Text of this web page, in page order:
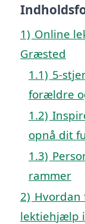
1) Online
Græsted
1.1) 5-
forældre
1.2)
opnå dit
1.3)
rammer
2)
lektiehjælp